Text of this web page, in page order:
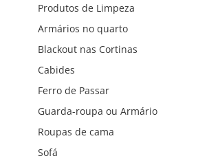
Produtos de Limpeza
Armários no quarto
Blackout nas Cortinas
Cabides
Ferro de Passar
Guarda-roupa ou Armário
Roupas de cama
Sofá